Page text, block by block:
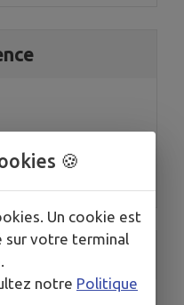
🍪
Un cookie est
sur votre terminal
notre Politique